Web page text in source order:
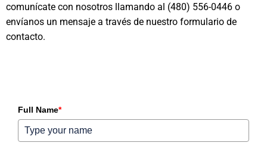
comunícate con nosotros llamando al (480) 556-0446 o
envíanos un mensaje a través de nuestro formulario de
contacto.
Full Name*